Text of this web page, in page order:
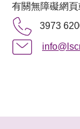
有關無障礙網
3973